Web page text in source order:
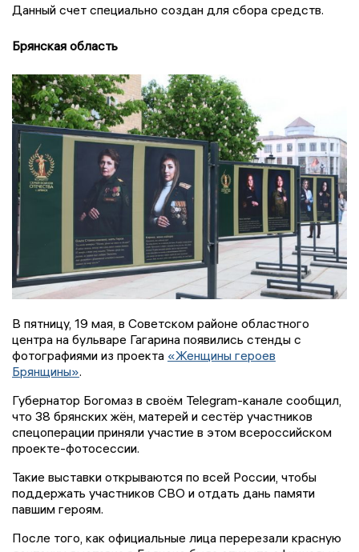
Данный счет специально создан для сбора средств.
Брянская область
В пятницу, 19 мая, в Советском районе областного
центра на бульваре Гагарина появились стенды с
фотографиями из проекта «Женщины героев
Брянщины».
Губернатор Богомаз в своём Telegram-канале сообщил,
что 38 брянских жён, матерей и сестёр участников
спецоперации приняли участие в этом всероссийском
проекте-фотосессии.
Такие выставки открываются по всей России, чтобы
поддержать участников СВО и отдать дань памяти
павшим героям.
После того, как официальные лица перерезали красную